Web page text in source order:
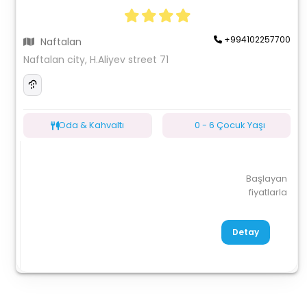
Naftalan +994102257700
Naftalan city, H.Aliyev street 71
Oda & Kahvaltı 0 - 6 Çocuk Yaşı
Başlayan
fiyatlarla
Detay